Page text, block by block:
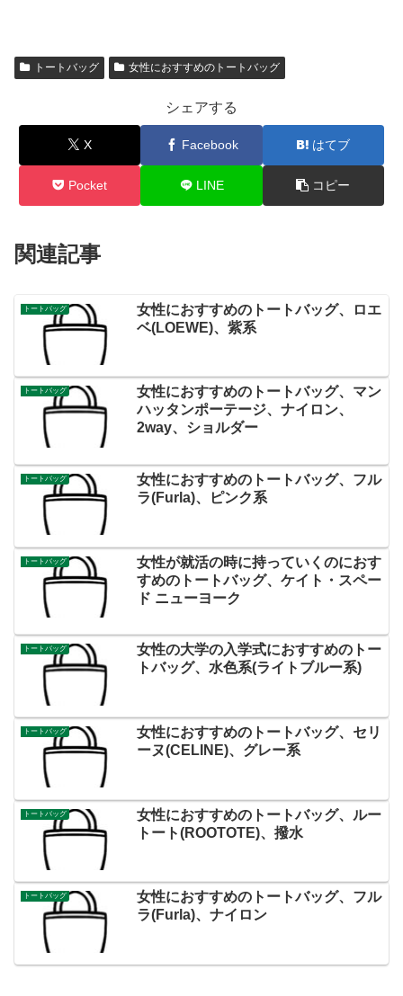
トートバッグ 女性におすすめのトートバッグ
シェアする
X Facebook はてブ
Pocket LINE コピー
関連記事
トートバッグ
女性におすすめのトートバッグ、ロエ
ベ(LOEWE)、紫系
トートバッグ
女性におすすめのトートバッグ、マン
ハッタンポーテージ、ナイロン、
2way、ショルダー
トートバッグ
女性におすすめのトートバッグ、フル
ラ(Furla)、ピンク系
トートバッグ
女性が就活の時に持っていくのにおす
すめのトートバッグ、ケイト・スペー
ド ニューヨーク
トートバッグ
女性の大学の入学式におすすめのトー
トバッグ、水色系(ライトブルー系)
トートバッグ
女性におすすめのトートバッグ、セリ
ーヌ(CELINE)、グレー系
トートバッグ
女性におすすめのトートバッグ、ルー
トート(ROOTOTE)、撥水
トートバッグ
女性におすすめのトートバッグ、フル
ラ(Furla)、ナイロン